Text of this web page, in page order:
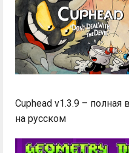
Cuphead v1.3.9 – полная
на русском